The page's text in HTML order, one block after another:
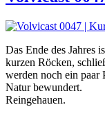
Das Ende des Jahres
kurzen Röcken,
werden noch ein paar
Natur bewundert.
Reingehauen.